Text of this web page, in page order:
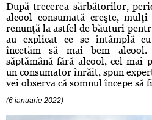
După trecerea sărbătorilor,
alcool consumată creşte,
renunţă la astfel de băuturi
au explicat ce se întâmplă
încetăm să mai bem
săptămână fără alcool, cel mai
un consumator înrăit, spun
vei observa că somnul începe să
(6 ianuarie 2022)